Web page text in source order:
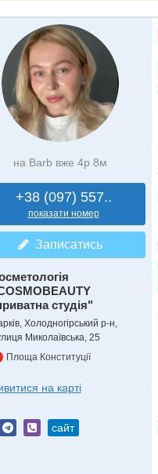
на Barb вже 4р 8м
+38 (097) 557..
показати номер
Записатись
студія"
Холодногірський р-н,
Миколаївська, 25
Площа Конституції
на карті
сайт